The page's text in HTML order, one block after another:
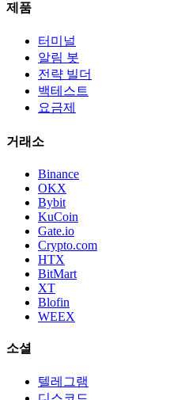
제품
터미널
알림 봇
전략 빌더
백테스트
요금제
거래소
Binance
OKX
Bybit
KuCoin
Gate.io
Crypto.com
HTX
BitMart
XT
Blofin
WEEX
소셜
텔레그램